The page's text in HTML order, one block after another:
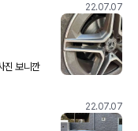
22.07.07
22.07.07